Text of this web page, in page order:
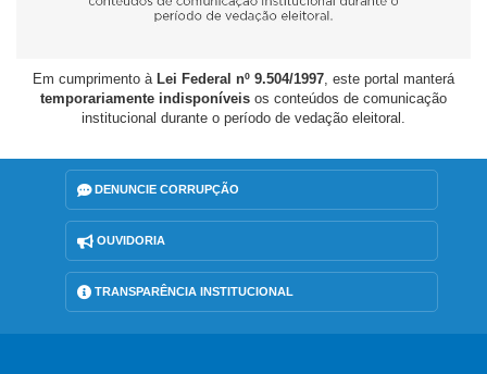
Em cumprimento à Lei Federal nº 9.504/1997, este portal manterá
temporariamente indisponíveis os conteúdos de comunicação
institucional durante o período de vedação eleitoral.
DENUNCIE CORRUPÇÃO
OUVIDORIA
TRANSPARÊNCIA INSTITUCIONAL